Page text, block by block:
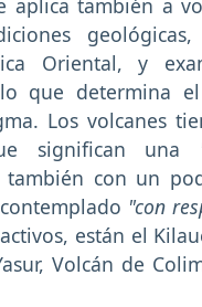
Oriental, y
lo que determina
Los volcanes
significan una
con un
"con
están el
Volcán de